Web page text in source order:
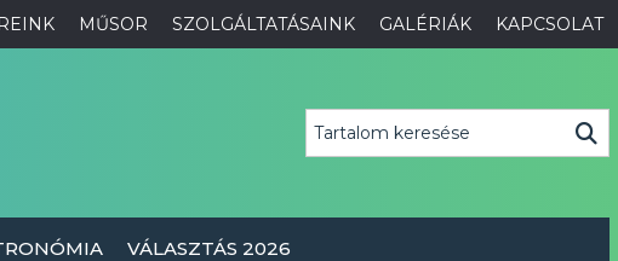
MŰSOR SZOLGÁLTATÁSAINK GALÉRIÁK KAPCSOLAT
VÁLASZTÁS 2026